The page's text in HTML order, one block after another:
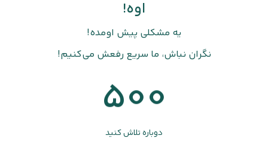
اوه!
یه مشکلی پیش اومده!
نگران نباش، ما سریع رفعش می‌کنیم!
500
دوباره تلاش کنید